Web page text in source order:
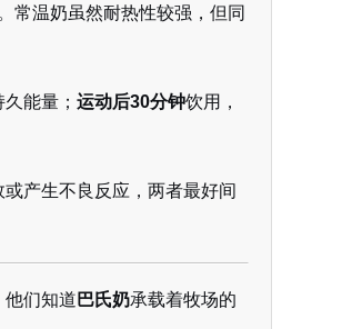
常温奶虽然耐热性较强，但同
能量； 运动后30分钟饮用，
或产生不良反应，两者最好间
他们知道 巴氏奶承载着牧场的